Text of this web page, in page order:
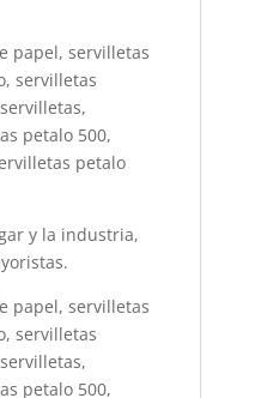
papel, servilletas
servilletas
petalo 500,
petalo
y la industria,
papel, servilletas
servilletas
petalo 500,